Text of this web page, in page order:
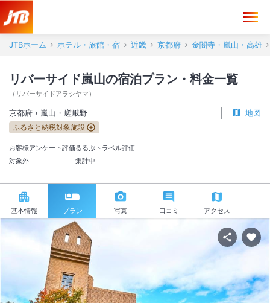
JTBホーム ホテル・旅館・宿 近畿 京都府 金閣寺・嵐山・高雄
リバーサイド嵐山の宿泊プラン・料金一覧
（ リバーサイドアラシヤマ ）
京都府 嵐山・嵯峨野 地図
ふるさと納税対象施設
お客様アンケート評価
対象外
るるぶトラベル評価
集計中
基本情報 プラン 写真 口コミ アクセス